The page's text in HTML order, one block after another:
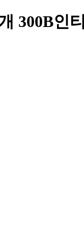
300B인